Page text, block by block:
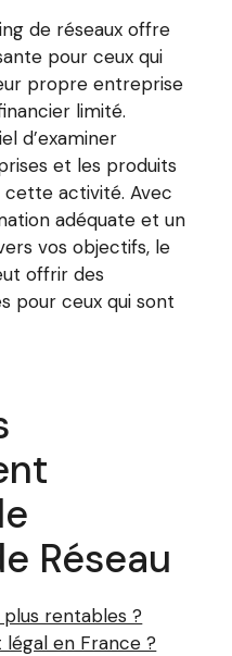
de réseaux offre
pour ceux qui
propre entreprise
limité.
d’examiner
et les produits
cette activité. Avec
adéquate et un
vos objectifs, le
offrir des
pour ceux qui sont
Réseau
plus rentables ?
en France ?